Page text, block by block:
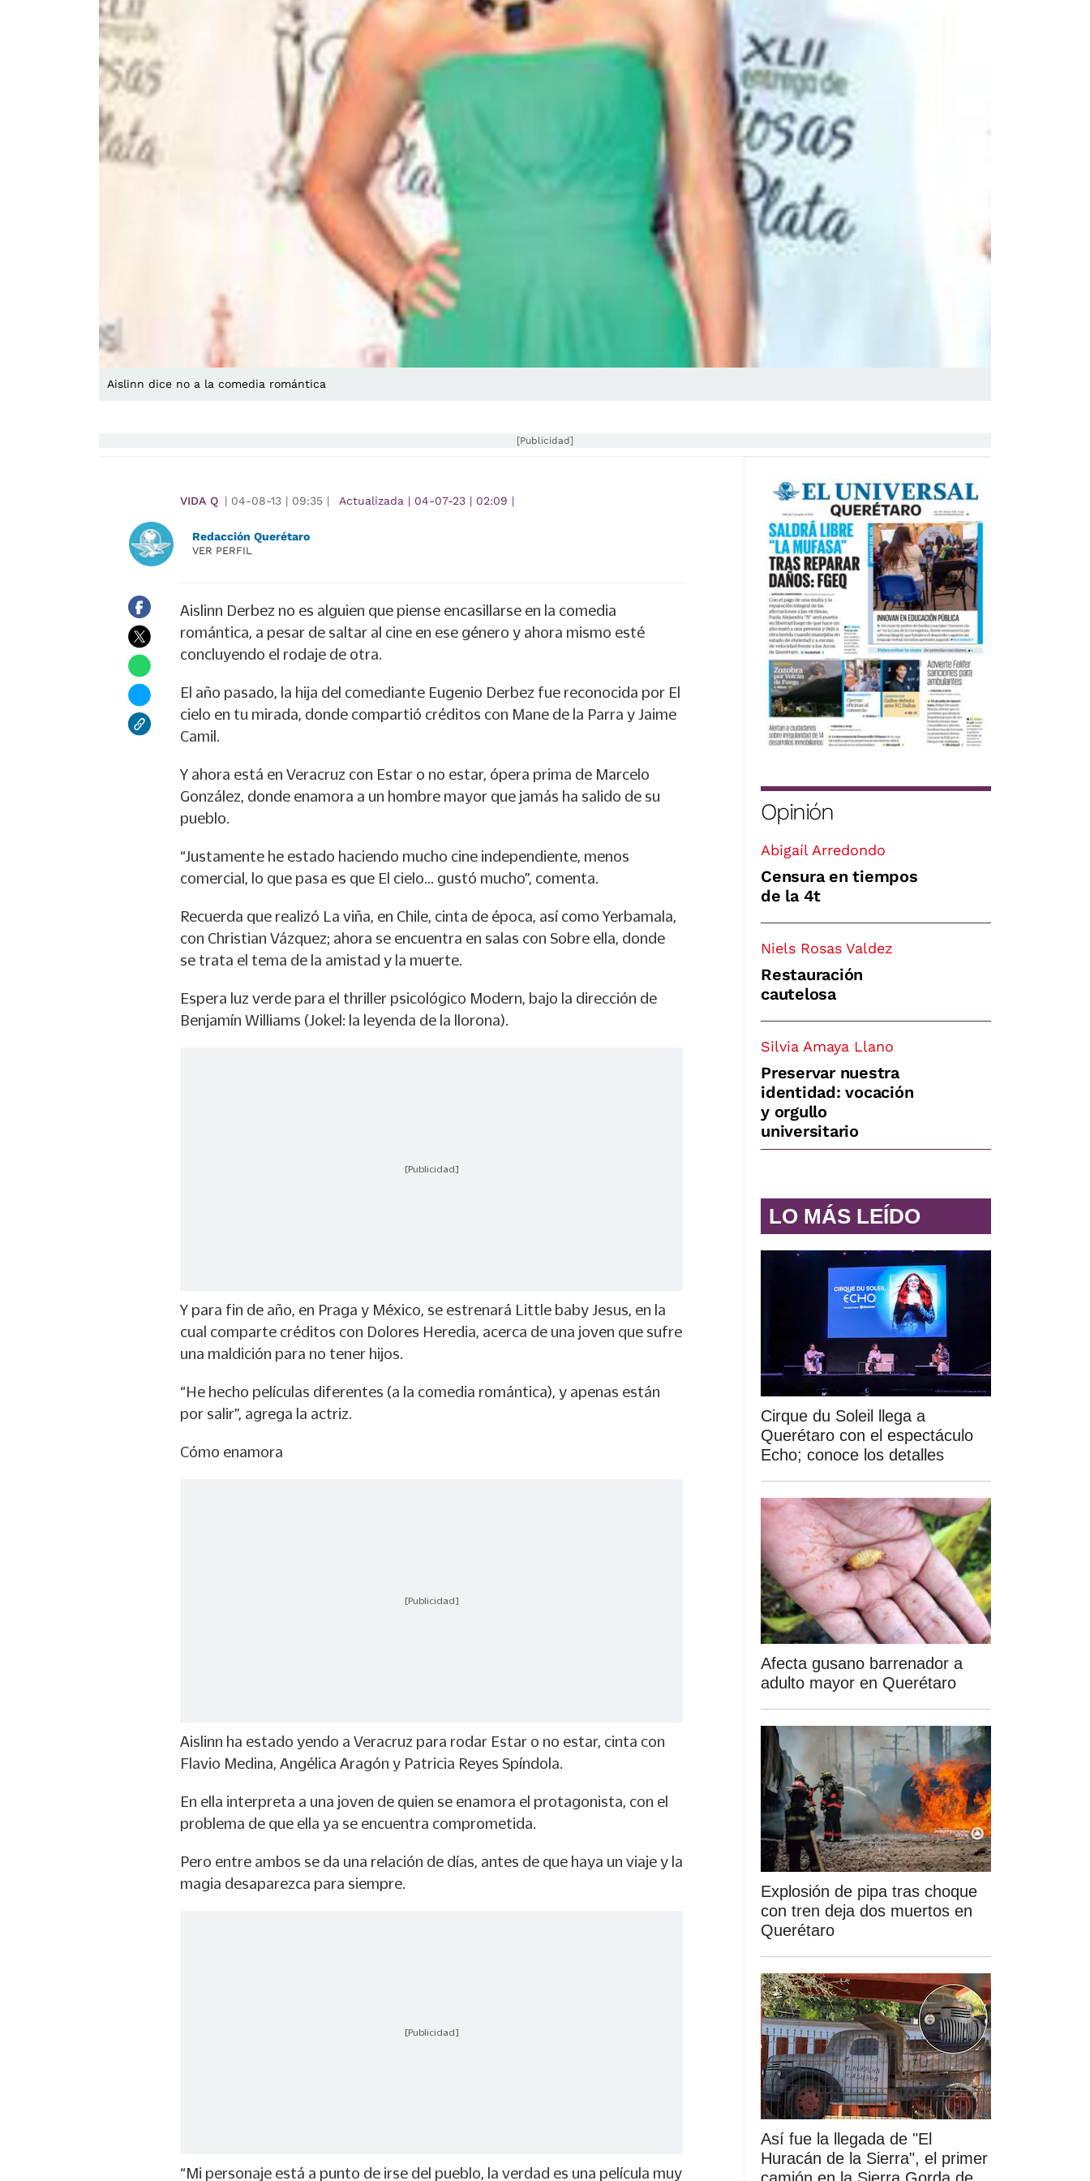
Aislinn dice no a la comedia romántica
[Publicidad]
VIDA Q | 04-08-13 | 09:35 | Actualizada | 04-07-23 | 02:09 |
Redacción Querétaro
VER PERFIL
Aislinn Derbez no es alguien que piense encasillarse en la comedia
romántica, a pesar de saltar al cine en ese género y ahora mismo esté
concluyendo el rodaje de otra.
El año pasado, la hija del comediante Eugenio Derbez fue reconocida por El
cielo en tu mirada, donde compartió créditos con Mane de la Parra y Jaime
Camil.
Y ahora está en Veracruz con Estar o no estar, ópera prima de Marcelo
González, donde enamora a un hombre mayor que jamás ha salido de su
pueblo.
“Justamente he estado haciendo mucho cine independiente, menos
comercial, lo que pasa es que El cielo... gustó mucho”, comenta.
Recuerda que realizó La viña, en Chile, cinta de época, así como Yerbamala,
con Christian Vázquez; ahora se encuentra en salas con Sobre ella, donde
se trata el tema de la amistad y la muerte.
Espera luz verde para el thriller psicológico Modern, bajo la dirección de
Benjamín Williams (Jokel: la leyenda de la llorona).
[Publicidad]
Y para fin de año, en Praga y México, se estrenará Little baby Jesus, en la
cual comparte créditos con Dolores Heredia, acerca de una joven que sufre
una maldición para no tener hijos.
“He hecho películas diferentes (a la comedia romántica), y apenas están
por salir”, agrega la actriz.
Cómo enamora
[Publicidad]
Aislinn ha estado yendo a Veracruz para rodar Estar o no estar, cinta con
Flavio Medina, Angélica Aragón y Patricia Reyes Spíndola.
En ella interpreta a una joven de quien se enamora el protagonista, con el
problema de que ella ya se encuentra comprometida.
Pero entre ambos se da una relación de días, antes de que haya un viaje y la
magia desaparezca para siempre.
[Publicidad]
“Mi personaje está a punto de irse del pueblo, la verdad es una película muy
Opinión
Abigaíl Arredondo
Censura en tiempos
de la 4t
Niels Rosas Valdez
Restauración
cautelosa
Silvia Amaya Llano
Preservar nuestra
identidad: vocación
y orgullo
universitario
LO MÁS LEÍDO
Cirque du Soleil llega a
Querétaro con el espectáculo
Echo; conoce los detalles
Afecta gusano barrenador a
adulto mayor en Querétaro
Explosión de pipa tras choque
con tren deja dos muertos en
Querétaro
Así fue la llegada de "El
Huracán de la Sierra", el primer